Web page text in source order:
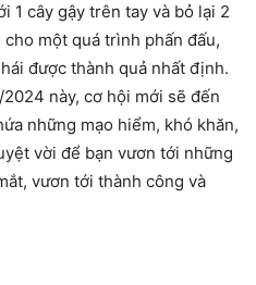
1 cây gậy trên tay và bỏ lại 2
một quá trình phấn đấu,
được thành quả nhất định.
này, cơ hội mới sẽ đến
những mạo hiểm, khó khăn,
vời để bạn vươn tới những
vươn tới thành công và